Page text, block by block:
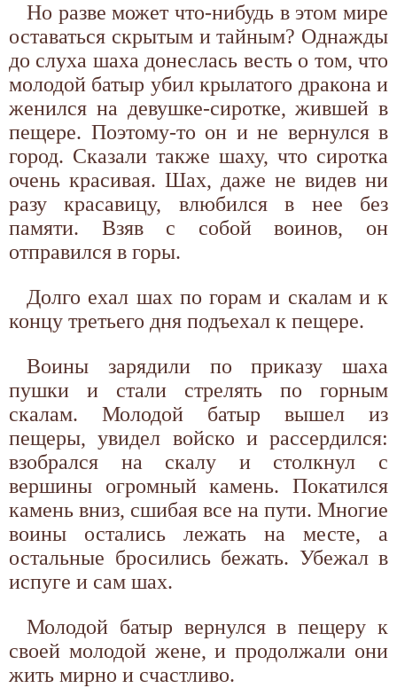
Но разве может что-нибудь в этом мире
оставаться скрытым и тайным? Однажды
до слуха шаха донеслась весть о том, что
молодой батыр убил крылатого дракона и
женился на девушке-сиротке, жившей в
пещере. Поэтому-то он и не вернулся в
город. Сказали также шаху, что сиротка
очень красивая. Шах, даже не видев ни
разу красавицу, влюбился в нее без
памяти. Взяв с собой воинов, он
отправился в горы.
Долго ехал шах по горам и скалам и к
концу третьего дня подъехал к пещере.
Воины зарядили по приказу шаха
пушки и стали стрелять по горным
скалам. Молодой батыр вышел из
пещеры, увидел войско и рассердился:
взобрался на скалу и столкнул с
вершины огромный камень. Покатился
камень вниз, сшибая все на пути. Многие
воины остались лежать на месте, а
остальные бросились бежать. Убежал в
испуге и сам шах.
Молодой батыр вернулся в пещеру к
своей молодой жене, и продолжали они
жить мирно и счастливо.